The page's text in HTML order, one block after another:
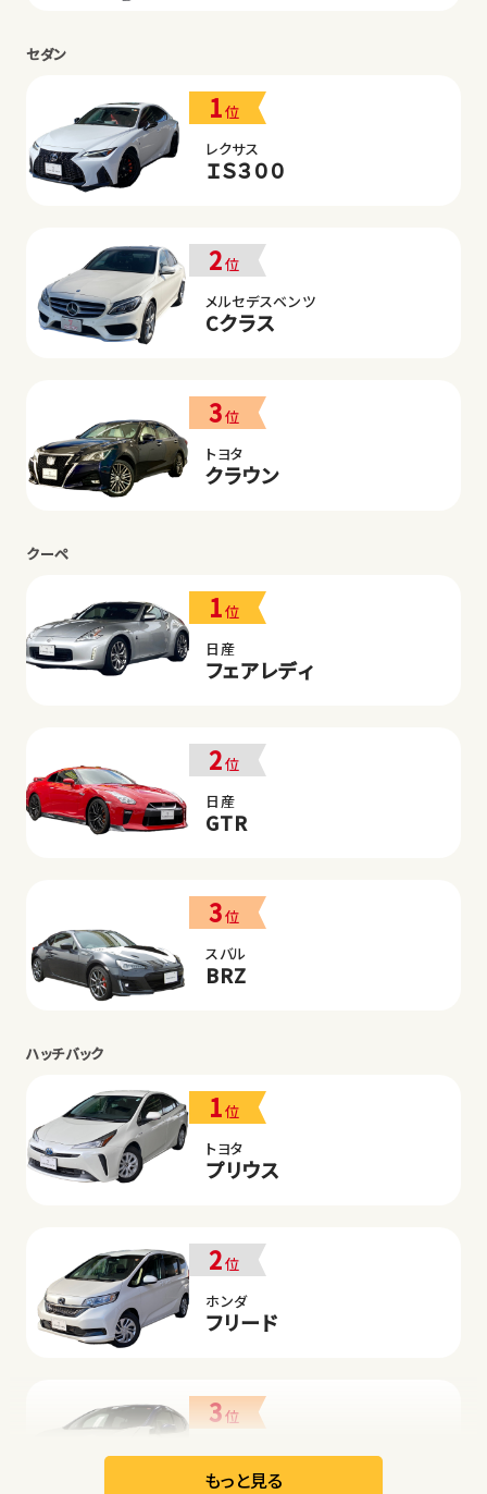
セダン
1位
レクサス
ＩＳ３００
2位
メルセデスベンツ
Cクラス
3位
トヨタ
クラウン
クーペ
1位
日産
フェアレディ
2位
日産
GTR
3位
スバル
BRZ
ハッチバック
1位
トヨタ
プリウス
2位
ホンダ
フリード
3位
日産
リーフ
もっと見る